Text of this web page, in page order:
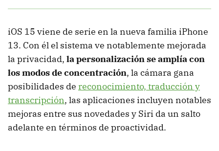
iOS 15 viene de serie en la nueva familia iPhone
13. Con él el sistema ve notablemente mejorada
la privacidad, la personalización se amplía con
los modos de concentración, la cámara gana
posibilidades de reconocimiento, traducción y
transcripción, las aplicaciones incluyen notables
mejoras entre sus novedades y Siri da un salto
adelante en términos de proactividad.